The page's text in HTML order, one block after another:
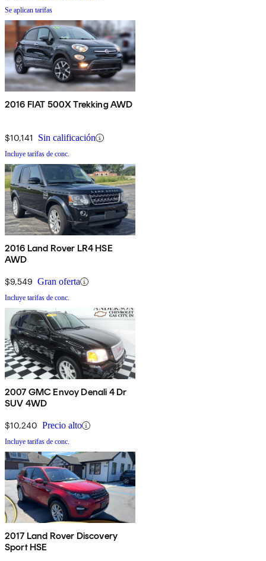
Se aplican tarifas
2016 FIAT 500X Trekking AWD
$10,141 Sin calificación
Incluye tarifas de conc.
2016 Land Rover LR4 HSE
AWD
$9,549 Gran oferta
Incluye tarifas de conc.
2007 GMC Envoy Denali 4 Dr
SUV 4WD
$10,240 Precio alto
Incluye tarifas de conc.
2017 Land Rover Discovery
Sport HSE